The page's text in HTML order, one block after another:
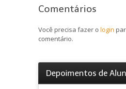
Comentários
Você precisa fazer o login
comentário.
Depoimentos de